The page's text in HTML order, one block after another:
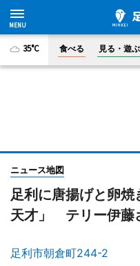
35°C 食べる 見る・遊ぶ
ニュース地図
足利に唐揚げと卵
天才」 テリー伊藤
足利市朝倉町244-2